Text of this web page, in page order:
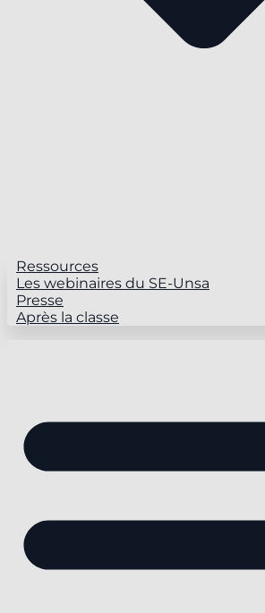
Ressources
Les webinaires du SE-Unsa
Presse
Après la classe